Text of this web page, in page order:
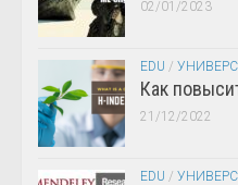
02/01/2023
EDU /
Как
21/12/2022
EDU /